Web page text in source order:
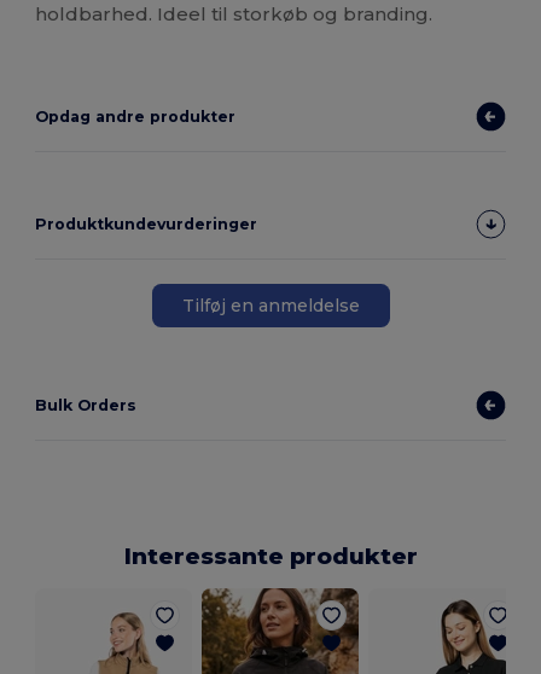
holdbarhed. Ideel til storkøb og branding.
Opdag andre produkter
Produktkundevurderinger
Tilføj en anmeldelse
Bulk Orders
Interessante produkter